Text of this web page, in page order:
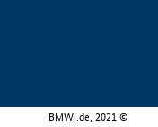
BMWi.de, 2021 ©